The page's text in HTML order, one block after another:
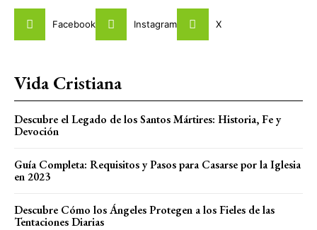
Facebook Instagram X
Vida Cristiana
Descubre el Legado de los Santos Mártires: Historia, Fe y
Devoción
Guía Completa: Requisitos y Pasos para Casarse por la Iglesia
en 2023
Descubre Cómo los Ángeles Protegen a los Fieles de las
Tentaciones Diarias